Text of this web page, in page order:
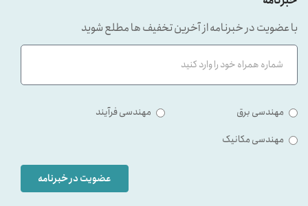
با عضویت در خبرنامه از آخرین تخفیف ها مطلع شوید
مهندسی برق
مهندسی فرآیند
مهندسی مکانیک
عضویت در خبرنامه